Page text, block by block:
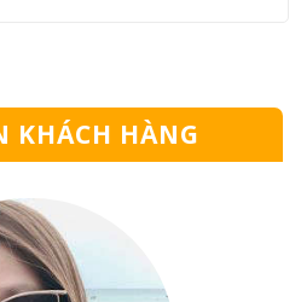
KHÁCH HÀNG